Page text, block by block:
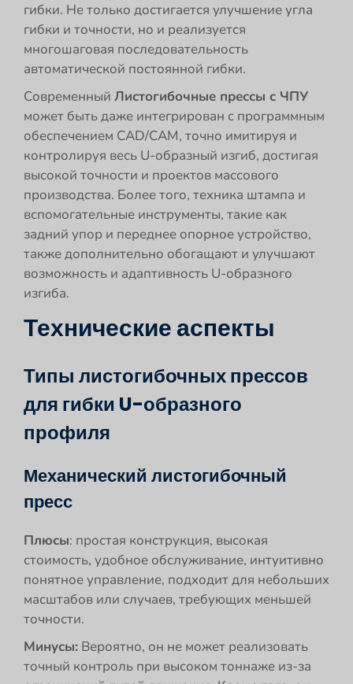
гибки. Не только достигается улучшение угла
гибки и точности, но и реализуется
многошаговая последовательность
автоматической постоянной гибки.
Современный Листогибочные прессы с ЧПУ
может быть даже интегрирован с программным
обеспечением CAD/CAM, точно имитируя и
контролируя весь U-образный изгиб, достигая
высокой точности и проектов массового
производства. Более того, техника штампа и
вспомогательные инструменты, такие как
задний упор и переднее опорное устройство,
также дополнительно обогащают и улучшают
возможность и адаптивность U-образного
изгиба.
Технические аспекты
Типы листогибочных прессов
для гибки U-образного
профиля
Механический листогибочный
пресс
Плюсы: простая конструкция, высокая
стоимость, удобное обслуживание, интуитивно
понятное управление, подходит для небольших
масштабов или случаев, требующих меньшей
точности.
Минусы: Вероятно, он не может реализовать
точный контроль при высоком тоннаже из-за